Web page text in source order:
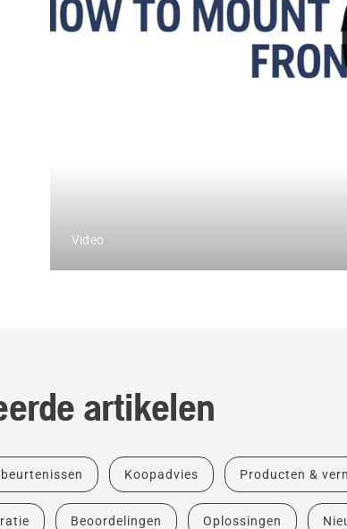
Video
artikelen
Koopadvies Producten &
Beoordelingen Oplossingen